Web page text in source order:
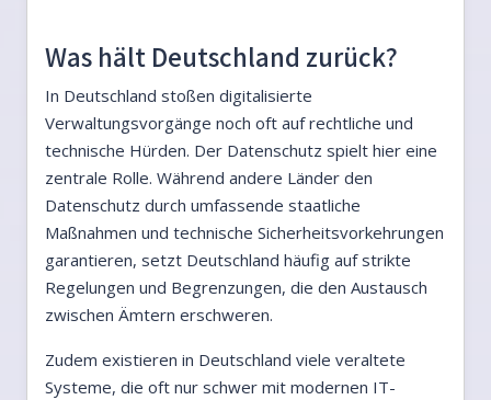
Was hält Deutschland zurück?
In Deutschland stoßen digitalisierte
Verwaltungsvorgänge noch oft auf rechtliche und
technische Hürden. Der Datenschutz spielt hier eine
zentrale Rolle. Während andere Länder den
Datenschutz durch umfassende staatliche
Maßnahmen und technische Sicherheitsvorkehrungen
garantieren, setzt Deutschland häufig auf strikte
Regelungen und Begrenzungen, die den Austausch
zwischen Ämtern erschweren.
Zudem existieren in Deutschland viele veraltete
Systeme, die oft nur schwer mit modernen IT-